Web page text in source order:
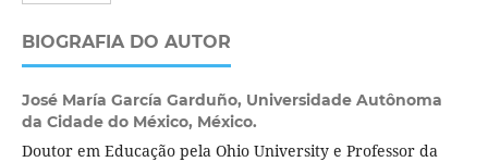
BIOGRAFIA DO AUTOR
José María García Garduño, Universidade Autônoma
da Cidade do México, México.
Doutor em Educação pela Ohio University e Professor da